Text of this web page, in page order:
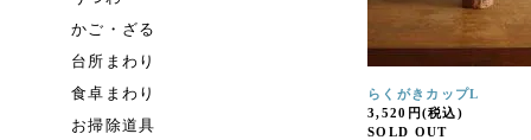
かご・ざる
台所まわり
食卓まわり
お掃除道具
らくがきカップL
3,520円(税込)
SOLD OUT